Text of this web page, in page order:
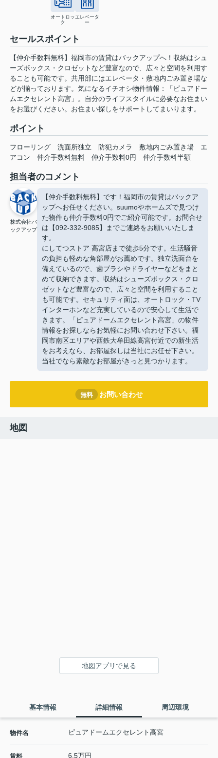
オートロッ
ク
エレベータ
ー
セールスポイント
【仲介手数料無料】福岡市の賃貸はバックアップへ！収納はシュ
ーズボックス・クロゼットなど豊富なので、広々と空間を利用す
ることも可能です。共用部にはエレベータ・敷地内ごみ置き場な
どが揃っております。気になるイチオシ物件情報：「ピュアドー
ムエクセレント高宮」。自分のライフスタイルに必要なお住まい
をお選びください。お住まい探しをサポートしてまいります。
ポイント
フローリング 洗面所独立 防犯カメラ 敷地内ごみ置き場
エ
アコン
仲介手数料無料 仲介手数料0円 仲介手数料半額
担当者のコメント
株式会社バ
ックアップ
【仲介手数料無料】です！福岡市の賃貸はバックア
ップへお任せください。suumoやホームズで見つけ
た物件も仲介手数料0円でご紹介可能です。お問合せ
は【092-332-9085】までご連絡をお願いいたしま
す。
にしてつストア 高宮店まで徒歩5分です。生活騒音
の負担も軽めな角部屋がお薦めです。独立洗面台を
備えているので、歯ブラシやドライヤーなどをまと
めて収納できます。収納はシューズボックス・クロ
ゼットなど豊富なので、広々と空間を利用すること
も可能です。セキュリティ面は、オートロック・TV
インターホンなど充実しているので安心して生活で
きます。「ピュアドームエクセレント高宮」の物件
情報をお探しならお気軽にお問い合わせ下さい。福
岡市南区エリアや西鉄大牟田線高宮付近での新生活
をお考えなら、お部屋探しは当社にお任せ下さい。
当社でなら素敵なお部屋がきっと見つかります。
無料 お問い合わせ
地図
地図アプリで見る
基本情報 詳細情報 周辺環境
物件名 ピュアドームエクセレント高宮
賃料 6.5万円